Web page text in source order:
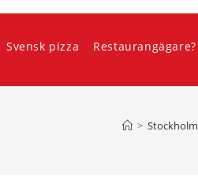
Svensk pizza Restaurangägare?
> Stockholm